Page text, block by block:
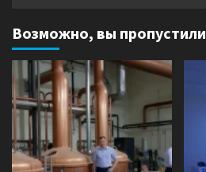
Возможно, вы пропустили